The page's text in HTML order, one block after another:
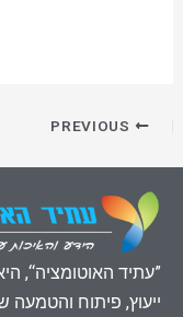
”עתיד האוטומציה“,
ייעוץ, פיתוח